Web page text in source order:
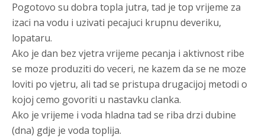
Pogotovo su dobra topla jutra, tad je top vrijeme za
izaci na vodu i uzivati pecajuci krupnu deveriku,
lopataru.
Ako je dan bez vjetra vrijeme pecanja i aktivnost ribe
se moze produziti do veceri, ne kazem da se ne moze
loviti po vjetru, ali tad se pristupa drugacijoj metodi o
kojoj cemo govoriti u nastavku clanka.
Ako je vrijeme i voda hladna tad se riba drzi dubine
(dna) gdje je voda toplija.